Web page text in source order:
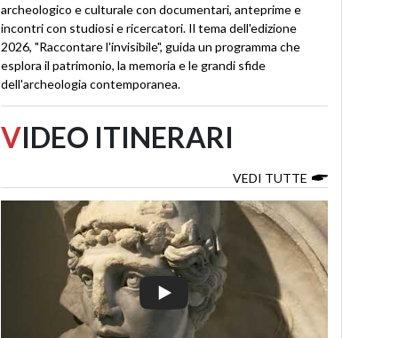
archeologico e culturale con documentari, anteprime e
incontri con studiosi e ricercatori. Il tema dell'edizione
2026, "Raccontare l'invisibile", guida un programma che
esplora il patrimonio, la memoria e le grandi sfide
dell'archeologia contemporanea.
VIDEO ITINERARI
VEDI TUTTE